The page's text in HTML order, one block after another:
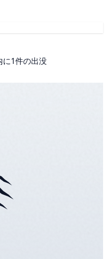
に1件の出没